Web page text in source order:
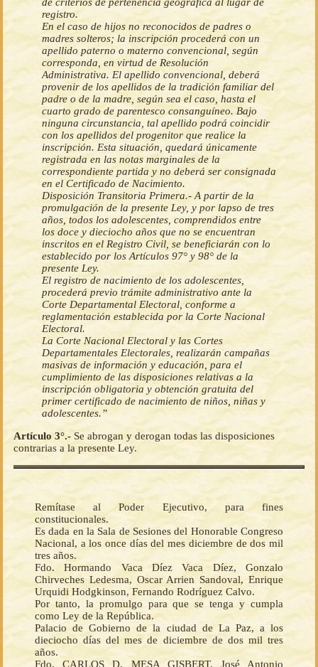
registro.
En el caso de hijos no reconocidos de padres o
madres solteros; la inscripción procederá con un
apellido paterno o materno convencional, según
corresponda, en virtud de Resolución
Administrativa. El apellido convencional, deberá
provenir de los apellidos de la tradición familiar del
padre o de la madre, según sea el caso, hasta el
cuarto grado de parentesco consanguíneo. Bajo
ninguna circunstancia, tal apellido podrá coincidir
con los apellidos del progenitor que realice la
inscripción. Esta situación, quedará únicamente
registrada en las notas marginales de la
correspondiente partida y no deberá ser consignada
en el Certificado de Nacimiento.
Disposición Transitoria Primera.- A partir de la
promulgación de la presente Ley, y por lapso de tres
años, todos los adolescentes, comprendidos entre
los doce y dieciocho años que no se encuentran
inscritos en el Registro Civil, se beneficiarán con lo
establecido por los Artículos 97° y 98° de la
presente Ley.
El registro de nacimiento de los adolescentes,
procederá previo trámite administrativo ante la
Corte Departamental Electoral, conforme a
reglamentación establecida por la Corte Nacional
Electoral.
La Corte Nacional Electoral y las Cortes
Departamentales Electorales, realizarán campañas
masivas de información y educación, para el
cumplimiento de las disposiciones relativas a la
inscripción obligatoria y obtención gratuita del
primer certificado de nacimiento de niños, niñas y
adolescentes.”
Artículo 3°.- Se abrogan y derogan todas las disposiciones
contrarias a la presente Ley.
Remítase al Poder Ejecutivo, para fines
constitucionales.
Es dada en la Sala de Sesiones del Honorable Congreso
Nacional, a los once días del mes diciembre de dos mil
tres años.
Fdo. Hormando Vaca Díez Vaca Díez, Gonzalo
Chirveches Ledesma, Oscar Arrien Sandoval, Enrique
Urquidi Hodgkinson, Fernando Rodríguez Calvo.
Por tanto, la promulgo para que se tenga y cumpla
como Ley de la República.
Palacio de Gobierno de la ciudad de La Paz, a los
dieciocho días del mes de diciembre de dos mil tres
años.
Fdo. CARLOS D. MESA GISBERT, José Antonio